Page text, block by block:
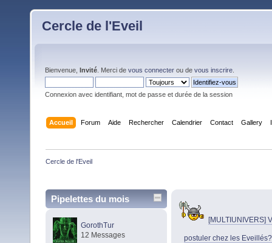
Cercle de l'Eveil
Bienvenue, Invité . Merci de vous connecter ou de vous inscrire
Connexion avec identifiant, mot de passe et durée de la session
Accueil Forum Aide Rechercher Calendrier Contact Gallery
Cercle de l'Eveil
Pipelettes du mois
GorothTur
12 Messages
[MULTIUNIVERS]
postuler chez les Eveillés?